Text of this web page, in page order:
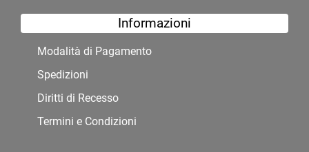
Informazioni
Modalità di Pagamento
Spedizioni
Diritti di Recesso
Termini e Condizioni